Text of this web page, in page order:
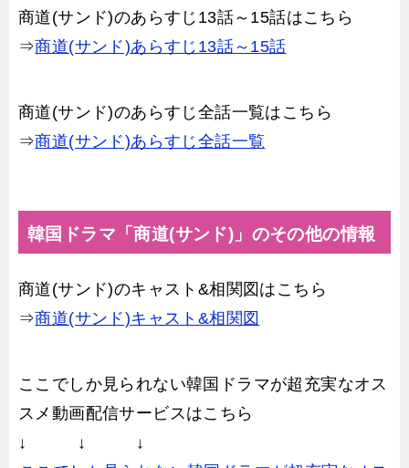
商道(サンド)のあらすじ13話～15話はこちら
⇒商道(サンド)あらすじ13話～15話
商道(サンド)のあらすじ全話一覧はこちら
⇒商道(サンド)あらすじ全話一覧
韓国ドラマ「商道(サンド)」のその他の情報
商道(サンド)のキャスト&相関図はこちら
⇒商道(サンド)キャスト&相関図
ここでしか見られない韓国ドラマが超充実なオス
スメ動画配信サービスはこちら
↓ ↓ ↓